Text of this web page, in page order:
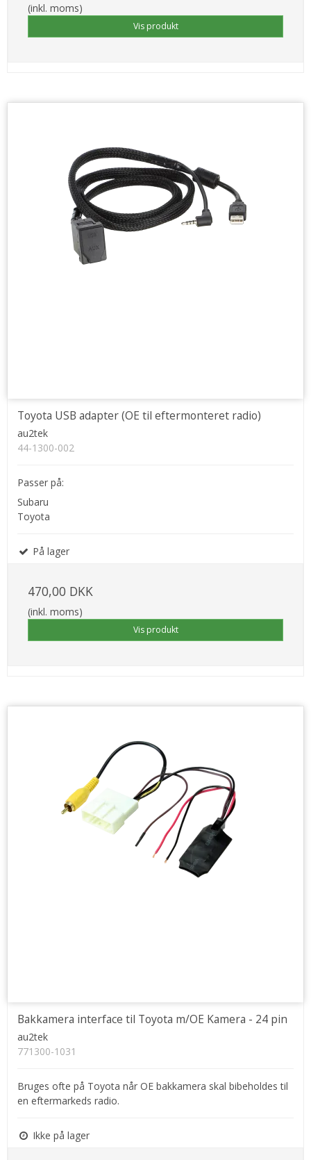
(inkl. moms)
Vis produkt
Toyota USB adapter (OE til eftermonteret radio)
au2tek
44-1300-002
Passer på:
Subaru
Toyota
På lager
470,00 DKK
(inkl. moms)
Vis produkt
Bakkamera interface til Toyota m/OE Kamera - 24 pin
au2tek
771300-1031
Bruges ofte på Toyota når OE bakkamera skal bibeholdes til
en eftermarkeds radio.
Ikke på lager